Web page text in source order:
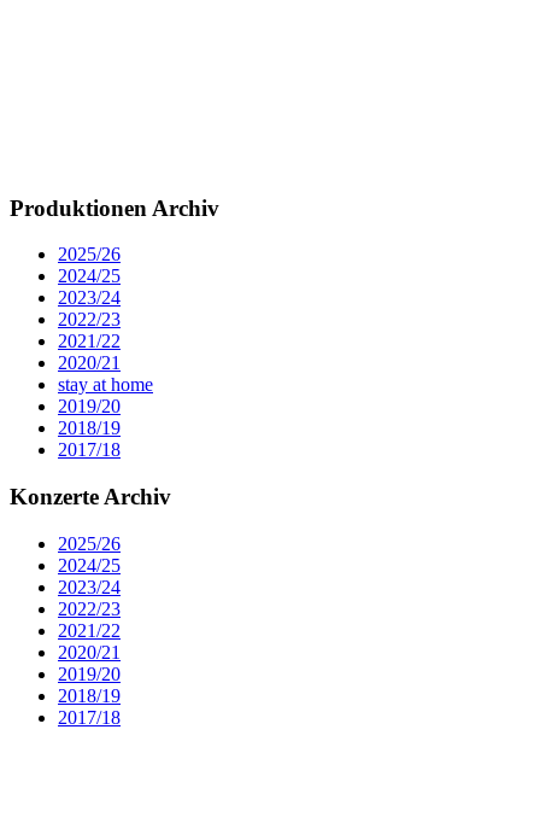
Produktionen Archiv
2025/26
2024/25
2023/24
2022/23
2021/22
2020/21
stay at home
2019/20
2018/19
2017/18
Konzerte Archiv
2025/26
2024/25
2023/24
2022/23
2021/22
2020/21
2019/20
2018/19
2017/18